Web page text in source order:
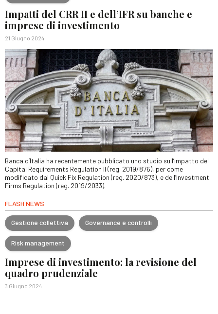
Impatti del CRR II e dell’IFR su banche e
imprese di investimento
21 Giugno 2024
Banca d’Italia ha recentemente pubblicato uno studio sull’impatto del
Capital Requirements Regulation II (reg. 2019/876), per come
modificato dal Quick Fix Regulation (reg. 2020/873), e dell’Investment
Firms Regulation (reg. 2019/2033).
FLASH NEWS
Gestione collettiva Governance e controlli
Risk management
Imprese di investimento: la revisione del
quadro prudenziale
3 Giugno 2024